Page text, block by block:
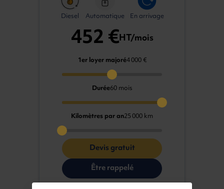
Diesel Automatique En arrivage
452 €HT/mois
1er loyer majoré4 000 €
Durée60 mois
Kilomètres par an25 000 km
Devis gratuit
Être rappelé